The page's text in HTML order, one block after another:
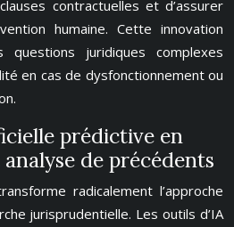
contractuelles et d’assurer
humaine. Cette innovation
questions juridiques complexes
en cas de dysfonctionnement ou
prédictive en
de précédents
radicalement l’approche
jurisprudentielle. Les outils d’IA